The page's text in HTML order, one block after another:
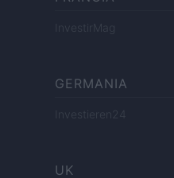
InvestirMag
GERMANIA
Investieren24
UK